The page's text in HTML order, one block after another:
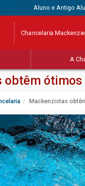
Aluno e Antigo
Chancelaria Mackenzie
A
obtêm
Mackenzistas